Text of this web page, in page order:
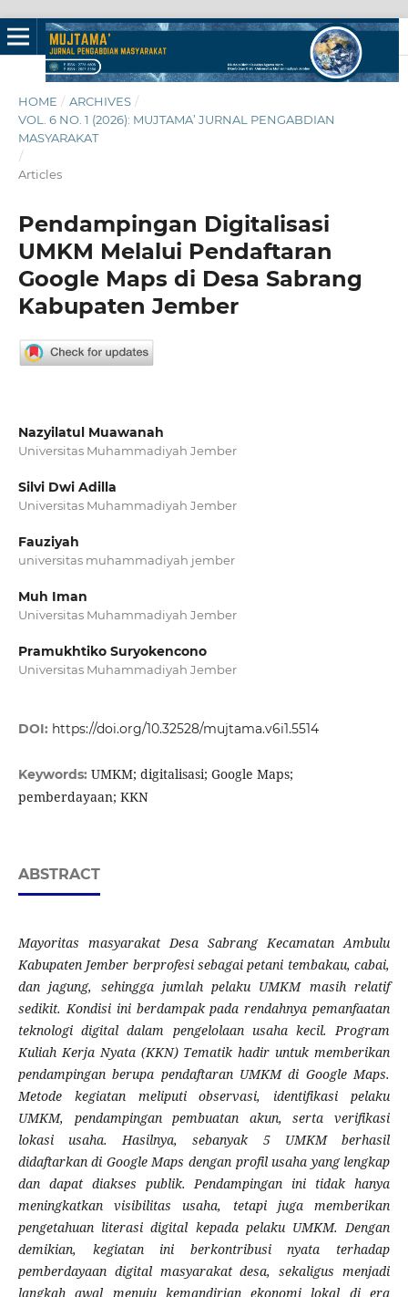
HOME / ARCHIVES /
VOL. 6 NO. 1 (2026): MUJTAMA’ JURNAL PENGABDIAN
MASYARAKAT
/
Articles
Pendampingan Digitalisasi
UMKM Melalui Pendaftaran
Google Maps di Desa Sabrang
Kabupaten Jember
Nazyilatul Muawanah
Universitas Muhammadiyah Jember
Silvi Dwi Adilla
Universitas Muhammadiyah Jember
Fauziyah
universitas muhammadiyah jember
Muh Iman
Universitas Muhammadiyah Jember
Pramukhtiko Suryokencono
Universitas Muhammadiyah Jember
DOI: https://doi.org/10.32528/mujtama.v6i1.5514
Keywords: UMKM; digitalisasi; Google Maps;
pemberdayaan; KKN
ABSTRACT
Mayoritas masyarakat Desa Sabrang Kecamatan Ambulu
Kabupaten Jember berprofesi sebagai petani tembakau, cabai,
dan jagung, sehingga jumlah pelaku UMKM masih relatif
sedikit. Kondisi ini berdampak pada rendahnya pemanfaatan
teknologi digital dalam pengelolaan usaha kecil. Program
Kuliah Kerja Nyata (KKN) Tematik hadir untuk memberikan
pendampingan berupa pendaftaran UMKM di Google Maps.
Metode kegiatan meliputi observasi, identifikasi pelaku
UMKM, pendampingan pembuatan akun, serta verifikasi
lokasi usaha. Hasilnya, sebanyak 5 UMKM berhasil
didaftarkan di Google Maps dengan profil usaha yang lengkap
dan dapat diakses publik. Pendampingan ini tidak hanya
meningkatkan visibilitas usaha, tetapi juga memberikan
pengetahuan literasi digital kepada pelaku UMKM. Dengan
demikian, kegiatan ini berkontribusi nyata terhadap
pemberdayaan digital masyarakat desa, sekaligus menjadi
langkah awal menuju kemandirian ekonomi lokal di era